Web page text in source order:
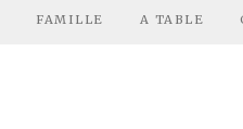
FAMILLE A TABLE